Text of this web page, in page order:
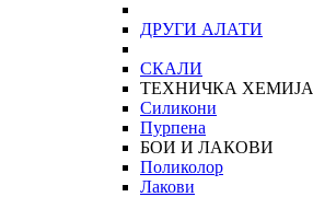
ДРУГИ АЛАТИ
СКАЛИ
ТЕХНИЧКА ХЕМИЈА
Силикони
Пурпена
БОИ И ЛАКОВИ
Поликолор
Лакови